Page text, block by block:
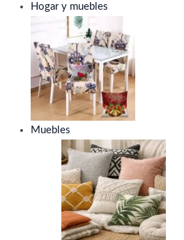
Hogar y muebles
Muebles